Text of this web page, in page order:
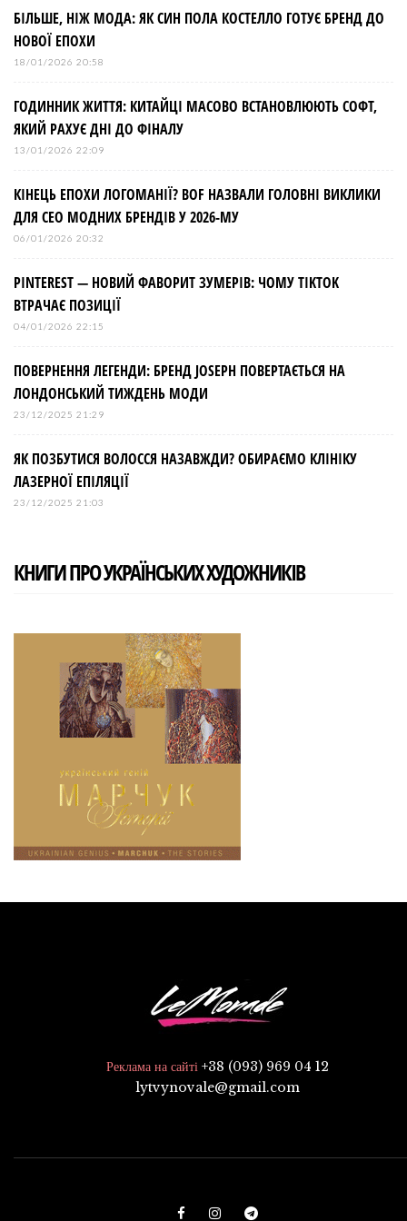
БІЛЬШЕ, НІЖ МОДА: ЯК СИН ПОЛА КОСТЕЛЛО ГОТУЄ БРЕНД ДО
НОВОЇ ЕПОХИ
18/01/2026 20:58
ГОДИННИК ЖИТТЯ: КИТАЙЦІ МАСОВО ВСТАНОВЛЮЮТЬ СОФТ,
ЯКИЙ РАХУЄ ДНІ ДО ФІНАЛУ
13/01/2026 22:09
КІНЕЦЬ ЕПОХИ ЛОГОМАНІЇ? BOF НАЗВАЛИ ГОЛОВНІ ВИКЛИКИ
ДЛЯ СЕО МОДНИХ БРЕНДІВ У 2026-МУ
06/01/2026 20:32
PINTEREST — НОВИЙ ФАВОРИТ ЗУМЕРІВ: ЧОМУ TIKTOK
ВТРАЧАЄ ПОЗИЦІЇ
04/01/2026 22:15
ПОВЕРНЕННЯ ЛЕГЕНДИ: БРЕНД JOSEPH ПОВЕРТАЄТЬСЯ НА
ЛОНДОНСЬКИЙ ТИЖДЕНЬ МОДИ
23/12/2025 21:29
ЯК ПОЗБУТИСЯ ВОЛОССЯ НАЗАВЖДИ? ОБИРАЄМО КЛІНІКУ
ЛАЗЕРНОЇ ЕПІЛЯЦІЇ
23/12/2025 21:03
КНИГИ ПРО УКРАЇНСЬКИХ ХУДОЖНИКІВ
Реклама на сайті +38 (093) 969 04 12
lytvynovale@gmail.com